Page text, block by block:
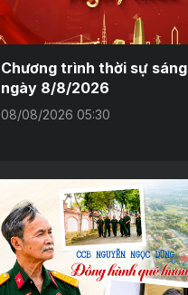
Chương trình thời sự sáng
ngày 8/8/2026
08/08/2026 05:30